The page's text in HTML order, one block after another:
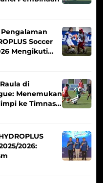
Soccer
Mengikuti
Putri
di
Menemukan
ke Timnas
2026: